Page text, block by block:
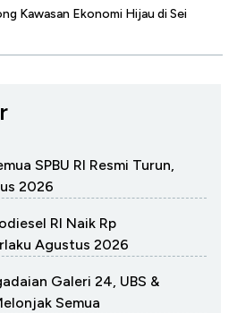
Kawasan Ekonomi Hijau di Sei
SPBU RI Resmi Turun,
2026
RI Naik Rp
Agustus 2026
Galeri 24, UBS &
Semua